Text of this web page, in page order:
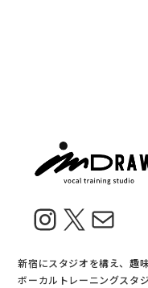
X メール
新宿にスタジオを構え、趣
ボーカルトレーニングスタ